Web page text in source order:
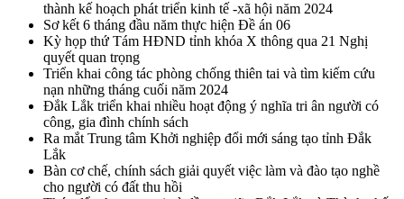
thành kế hoạch phát triển kinh tế -xã hội năm 2024
Sơ kết 6 tháng đầu năm thực hiện Đề án 06
Kỳ họp thứ Tám HĐND tỉnh khóa X thông qua 21 Nghị
quyết quan trọng
Triển khai công tác phòng chống thiên tai và tìm kiếm cứu
nạn những tháng cuối năm 2024
Đắk Lắk triển khai nhiều hoạt động ý nghĩa tri ân người có
công, gia đình chính sách
Ra mắt Trung tâm Khởi nghiệp đổi mới sáng tạo tỉnh Đắk
Lắk
Bàn cơ chế, chính sách giải quyết việc làm và đào tạo nghề
cho người có đất thu hồi